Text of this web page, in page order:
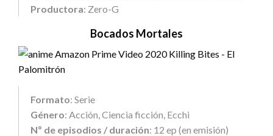
Productora: Zero-G
Bocados Mortales
Formato: Serie
Género: Acción, Ciencia ficción, Ecchi
Nº de episodios / duración: 12 ep (en emisión)